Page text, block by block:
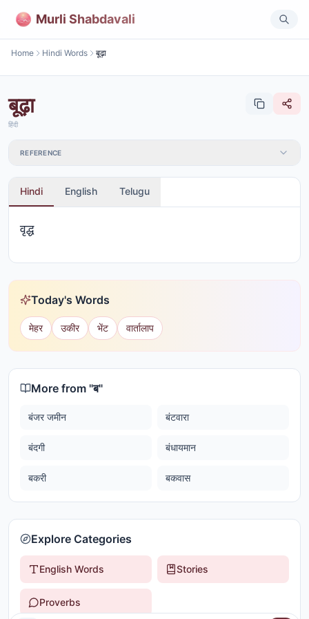
Murli Shabdavali
Home Hindi Words बूढ़ा
बूढ़ा
हिंदी
REFERENCE
Hindi English Telugu
वृद्ध
Today's Words
मेहर उकीर भेंट वार्तालाप
More from "ब"
बंजर जमीन बंटवारा
बंदगी बंधायमान
बकरी बकवास
Explore Categories
English Words Stories
Proverbs